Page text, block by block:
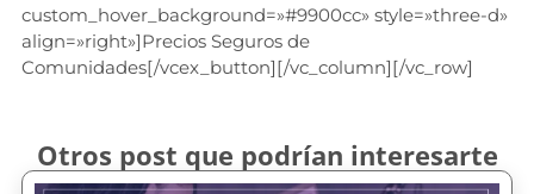
custom_hover_background=»#9900cc» style=»three-d»
align=»right»]Precios Seguros de
Comunidades[/vcex_button][/vc_column][/vc_row]
Otros post que podrían interesarte